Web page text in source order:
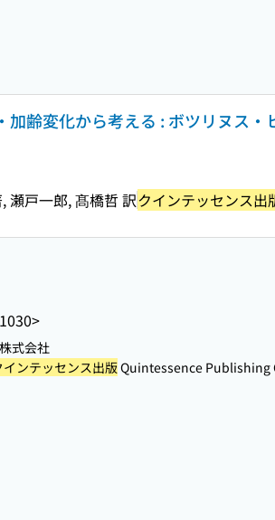
齢変化から考える : ボツリヌス・
戸一郎, 髙橋哲 訳クインテッセンス出
株式会社
インテッセンス出版Quintessence Publishing